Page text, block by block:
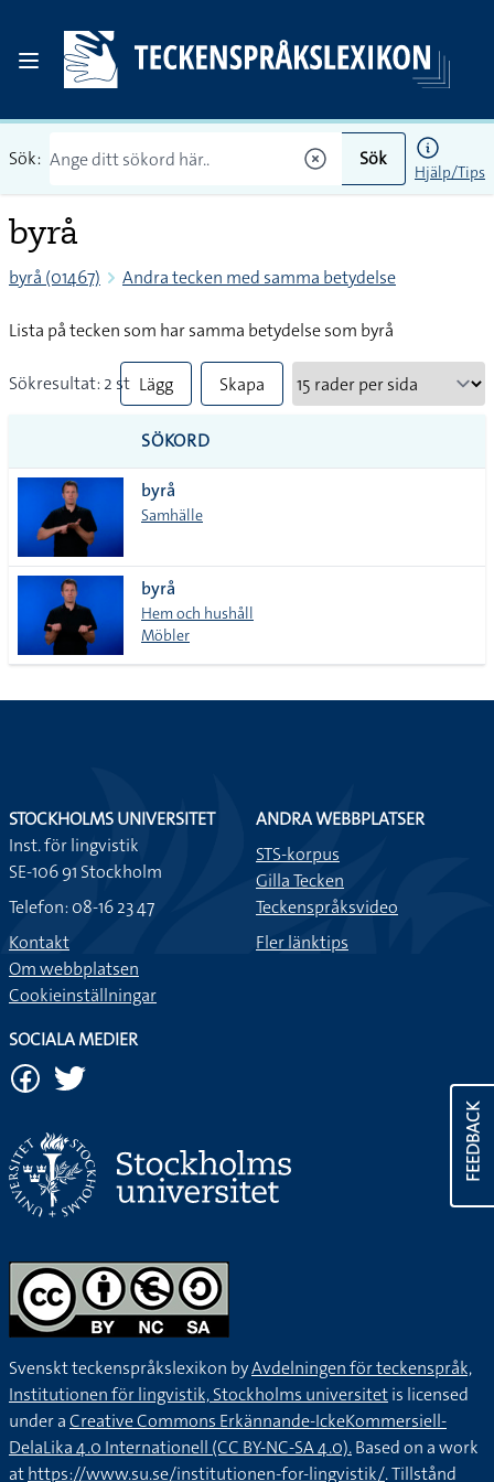
Sök: Sök
Hjälp/Tips
byrå
byrå (01467) Andra tecken med samma betydelse
Lista på tecken som har samma betydelse som byrå
Sökresultat: 2 st Lägg
till
alla i
lista
Skapa
SÖKORD
byrå
Samhälle
byrå
Hem och hushåll
Möbler
FEEDBACK
STOCKHOLMS UNIVERSITET
Inst. för lingvistik
SE-106 91 Stockholm
Telefon: 08-16 23 47
Kontakt
Om webbplatsen
Cookieinställningar
ANDRA WEBBPLATSER
STS-korpus
Gilla Tecken
Teckenspråksvideo
Fler länktips
SOCIALA MEDIER
Svenskt teckenspråkslexikon byAvdelningen för teckenspråk,
Institutionen för lingvistik, Stockholms universitetis licensed
under aCreative Commons Erkännande-IckeKommersiell-
DelaLika 4.0 Internationell (CC BY-NC-SA 4.0).Based on a work
athttps://www.su.se/institutionen-for-lingvistik/. Tillstånd